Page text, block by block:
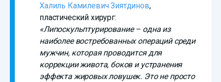
Халиль Камилевич Зиятдинов,
пластический хирург:
«Липоскульптурирование – одна из
наиболее востребованных операций среди
мужчин, которая проводится для
коррекции живота, боков и устранения
эффекта жировых ловушек. Это не просто